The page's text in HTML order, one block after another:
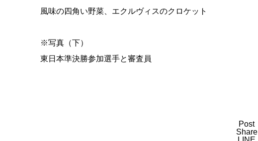
風味の四角い野菜、エクルヴィスのクロケット
※写真（下）
東日本準決勝参加選手と審査員
Post
Share